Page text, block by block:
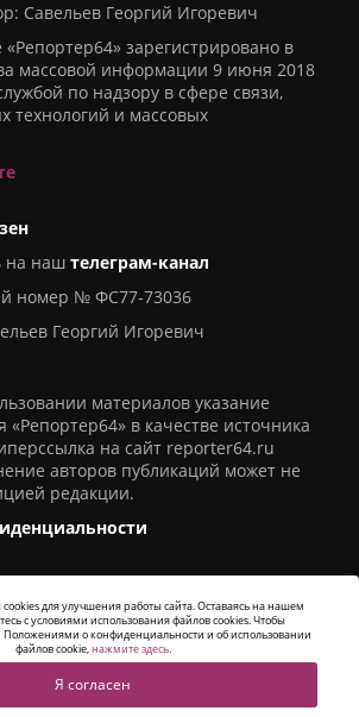
Савельев Георгий Игоревич
зарегистрировано в
массовой информации 9 июня 2018
по надзору в сфере связи,
технологий и массовых
на наш телеграм-канал
номер № ФС77-73036
Георгий Игоревич
материалов указание
«Репортер64» в качестве источника
на сайт reporter64.ru
авторов публикаций может не
редакции.
. Все права защищены -
Studio
для улучшения работы сайта. Оставаясь на нашем
с условиями использования файлов cookies. Чтобы
о конфиденциальности и об использовании
файлов cookie,нажмите здесь.
Я согласен